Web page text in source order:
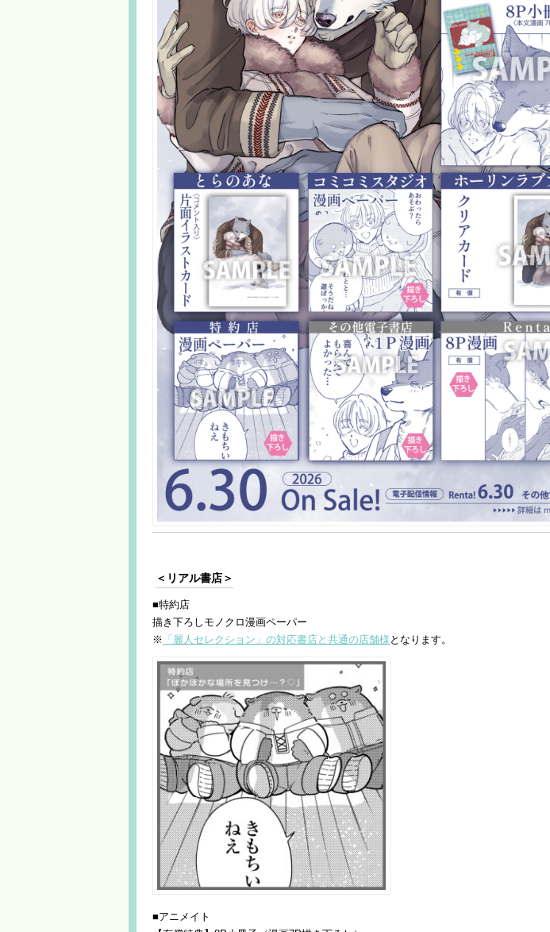
＜リアル書店＞
■特約店
描き下ろしモノクロ漫画ペーパー
※ 「麗人セレクション」の対応書店と共通の店舗様 となります。
■アニメイト